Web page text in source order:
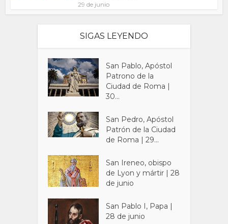
29 de junio
SIGAS LEYENDO
San Pablo, Apóstol
Patrono de la
Ciudad de Roma |
30...
San Pedro, Apóstol
Patrón de la Ciudad
de Roma | 29...
San Ireneo, obispo
de Lyon y mártir | 28
de junio
San Pablo I, Papa |
28 de junio